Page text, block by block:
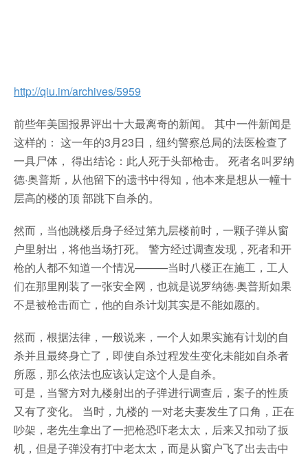
http://qiu.im/archives/5959
前些年美国报界评出十大最离奇的新闻。 其中一件新闻是
这样的： 这一年的3月23日，纽约警察总局的法医检查了
一具尸体， 得出结论：此人死于头部枪击。 死者名叫罗纳
德·奥普斯，从他留下的遗书中得知，他本来是想从一幢十
层高的楼的顶 部跳下自杀的。
然而，当他跳楼后身子经过第九层楼前时，一颗子弹从窗
户里射出，将他当场打死。 警方经过调查发现，死者和开
枪的人都不知道一个情况———当时八楼正在施工，工人
们在那里刚装了一张安全网，也就是说罗纳德·奥普斯如果
不是被枪击而亡，他的自杀计划其实是不能如愿的。
然而，根据法律，一般说来，一个人如果实施有计划的自
杀并且最终身亡了，即使自杀过程发生变化未能如自杀者
所愿，那么依法也应该认定这个人是自杀。
可是，当警方对九楼射出的子弹进行调查后，案子的性质
又有了变化。 当时，九楼的 一对老夫妻发生了口角，正在
吵架，老先生拿出了一把枪恐吓老太太，后来又扣动了扳
机，但是子弹没有打中老太太，而是从窗户飞了出去击中